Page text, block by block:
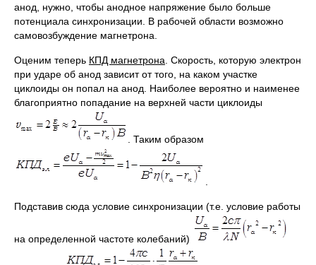
анод, нужно, чтобы анодное напряжение было больше
потенциала синхронизации. В рабочей области возможно
самовозбуждение магнетрона.
Оценим теперь КПД магнетрона . Скорость, которую электрон
при ударе об анод зависит от того, на каком участке
циклоиды он попал на анод. Наиболее вероятно и наименее
благоприятно попадание на верхней части циклоиды
. Таким образом
Подставив сюда условие синхронизации (т.е. условие работы
на определенной частоте колебаний)